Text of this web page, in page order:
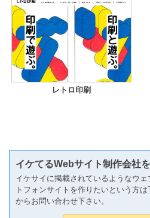
レトロ印刷
イケてるWebサイト制作会社
イケサイに掲載されているようなウ
トフォンサイトを作りたいという方
からお問い合わせ下さい。